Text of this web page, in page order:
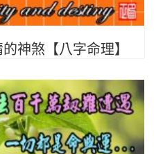
神煞【八字命理】